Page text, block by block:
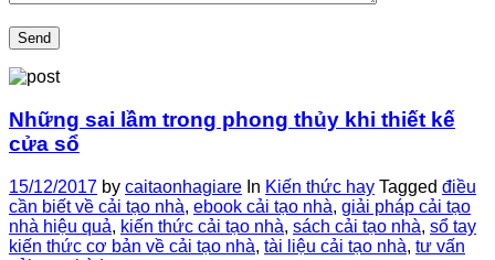
Những sai lầm trong phong thủy khi thiết kế
cửa sổ
15/12/2017 by caitaonhagiare In Kiến thức hay Tagged điều
cần biết về cải tạo nhà, ebook cải tạo nhà, giải pháp cải tạo
nhà hiệu quả, kiến thức cải tạo nhà, sách cải tạo nhà, sổ tay
kiến thức cơ bản về cải tạo nhà, tài liệu cải tạo nhà, tư vấn